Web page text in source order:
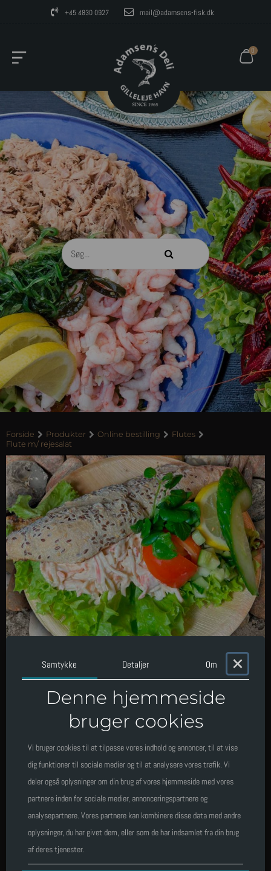
+45 4830 0927 mail@adamsens-fisk.dk
0
Forside Produkter Online bestilling
Flutes
Flute m/ rejesalat
Flute m/ rejesalat
Total
×
Samtykke Detaljer Om
Denne hjemmeside
bruger cookies
Vi bruger cookies til at tilpasse vores indhold og annoncer, til at vise
dig funktioner til sociale medier og til at analysere vores trafik. Vi
deler også oplysninger om din brug af vores hjemmeside med vores
partnere inden for sociale medier, annonceringspartnere og
analysepartnere. Vores partnere kan kombinere disse data med andre
oplysninger, du har givet dem, eller som de har indsamlet fra din brug
af deres tjenester.